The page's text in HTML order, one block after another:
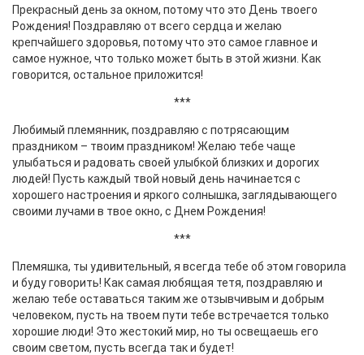
Прекрасный день за окном, потому что это День твоего
Рождения! Поздравляю от всего сердца и желаю
крепчайшего здоровья, потому что это самое главное и
самое нужное, что только может быть в этой жизни. Как
говорится, остальное приложится!
***
Любимый племянник, поздравляю с потрясающим
праздником – твоим праздником! Желаю тебе чаще
улыбаться и радовать своей улыбкой близких и дорогих
людей! Пусть каждый твой новый день начинается с
хорошего настроения и яркого солнышка, заглядывающего
своими лучами в твое окно, с Днем Рождения!
***
Племяшка, ты удивительный, я всегда тебе об этом говорила
и буду говорить! Как самая любящая тетя, поздравляю и
желаю тебе оставаться таким же отзывчивым и добрым
человеком, пусть на твоем пути тебе встречается только
хорошие люди! Это жестокий мир, но ты освещаешь его
своим светом, пусть всегда так и будет!